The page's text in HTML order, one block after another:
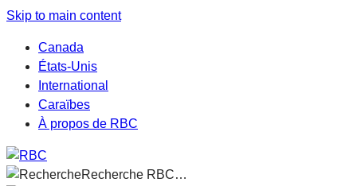
Skip to main content
Canada
États-Unis
International
Caraïbes
À propos de RBC
Recherche RBC…